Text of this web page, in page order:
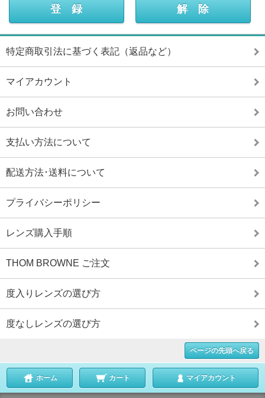
特定商取引法に基づく表記（返品など）
マイアカウント
お問い合わせ
支払い方法について
配送方法･送料について
プライバシーポリシー
レンズ購入手順
THOM BROWNE ご注文
度入りレンズの選び方
度なしレンズの選び方
ページの先頭へ戻る
ホーム カート マイアカウント